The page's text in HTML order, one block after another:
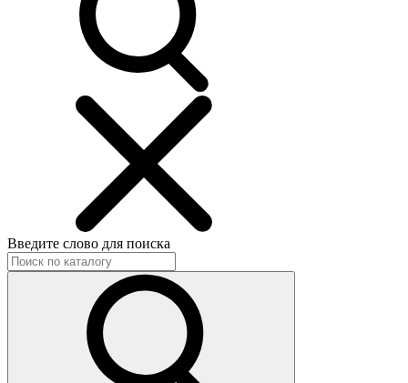
Введите слово для поиска